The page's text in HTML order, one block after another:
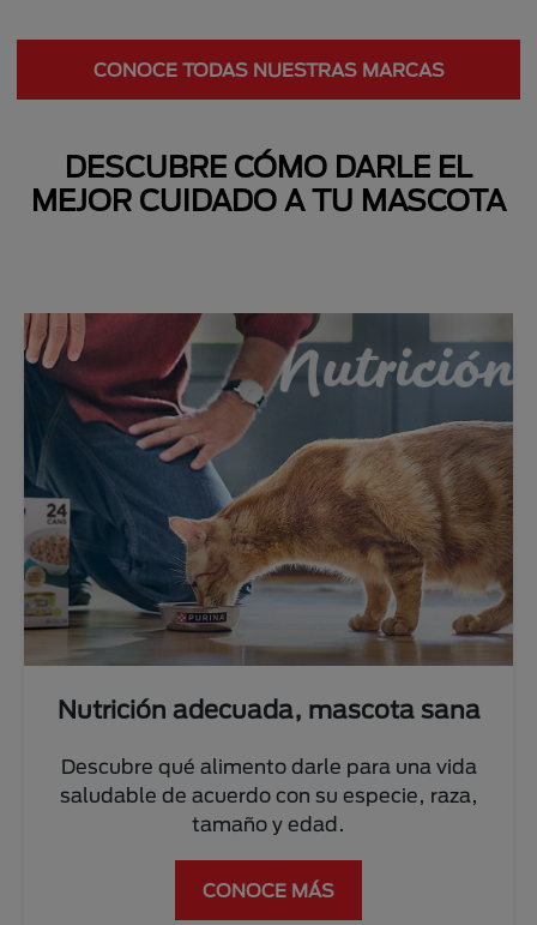
Next
CONOCE TODAS NUESTRAS MARCAS
DESCUBRE CÓMO DARLE EL
MEJOR CUIDADO A TU MASCOTA
adecuada, mascota sana
qué alimento darle para una vida
de acuerdo con su especie, raza,
tamaño y edad.
CONOCE MÁS
Conoce